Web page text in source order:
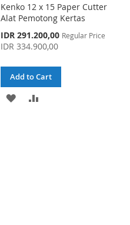
Kenko 12 x 15 Paper Cutter
Alat Pemotong Kertas
Special
Price
IDR 291.200,00 Regular Price
IDR 334.900,00
Add to Cart
ADD